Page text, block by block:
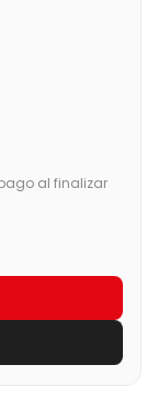
al finalizar